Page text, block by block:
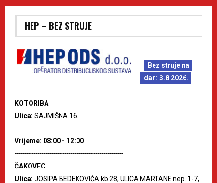
HEP – BEZ STRUJE
Bez struje na
dan: 3.8.2026.
KOTORIBA
Ulica: SAJMIŠNA 16.
Vrijeme: 08:00 - 12:00
--------------------------------------------------------
ČAKOVEC
Ulica: JOSIPA BEDEKOVIĆA kb.28, ULICA MARTANE nep. 1-7,